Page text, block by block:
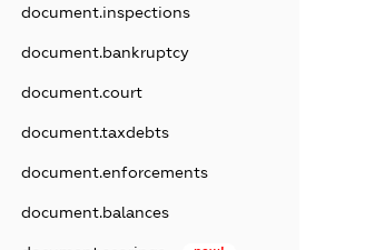
document.inspections
document.bankruptcy
document.court
document.taxdebts
document.enforcements
document.balances